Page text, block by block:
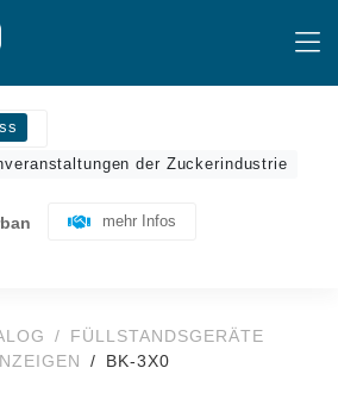
der Zuckerindustrie
mehr Infos
FÜLLSTANDSGERÄTE
BK-3X0